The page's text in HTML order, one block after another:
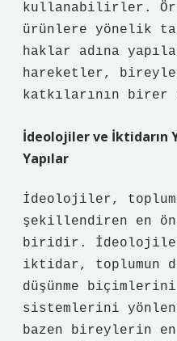
kullanabilirler.
ürünlere yönelik
haklar adına
hareketler,
katkılarının birer
İdeolojiler ve İktidarın
Yapılar
İdeolojiler,
şekillendiren en
biridir. İdeolojiler
iktidar, toplumun
düşünme
sistemlerini
bazen bireylerin